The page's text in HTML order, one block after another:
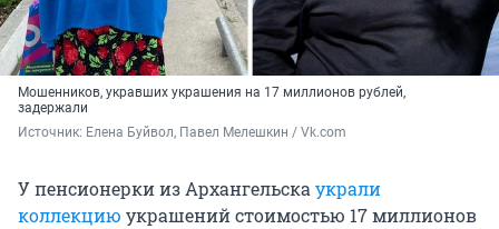
Мошенников, укравших украшения на 17 миллионов рублей,
задержали
Источник: Елена Буйвол, Павел Мелешкин / Vk.com
У пенсионерки из Архангельскаукрали
коллекцию украшений стоимостью 17 миллионов